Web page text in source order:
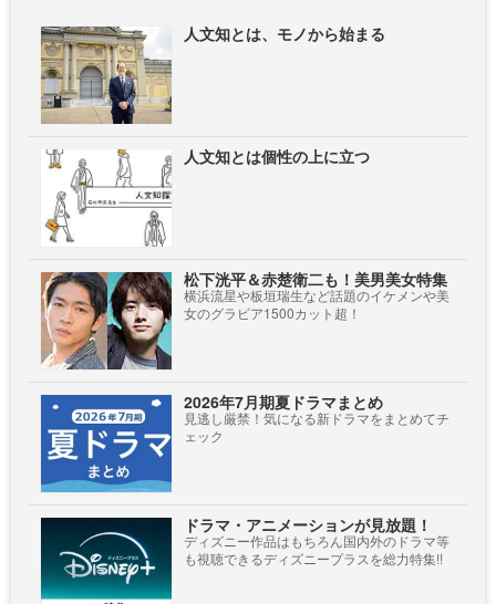
人文知とは、モノから始まる
人文知とは個性の上に立つ
松下洸平＆赤楚衛二も！美男美女特集
横浜流星や板垣瑞生など話題のイケメンや美
女のグラビア1500カット超！
2026年7月期夏ドラマまとめ
見逃し厳禁！気になる新ドラマをまとめてチ
ェック
ドラマ・アニメーションが見放題！
ディズニー作品はもちろん国内外のドラマ等
も視聴できるディズニープラスを総力特集!!